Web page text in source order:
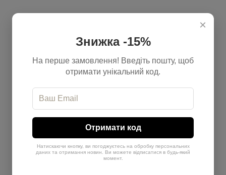
Solfine
Попелястий, Золотистий
Обʼєм 100 мл
6
×
Знижка -15%
На перше замовлення! Введіть пошту, щоб
отримати унікальний код.
Отримати код
Натискаючи кнопку, ви погоджуєтесь на обробку персональних
даних та отримання новин. Ви можете відписатися в будь-який
момент.